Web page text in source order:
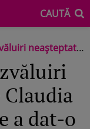
CAUTĂ
am vrut să fiu aici! Am iubit-o extrem de mult!” Ce spune despre fosta ei noră
Claudia
a dat-o